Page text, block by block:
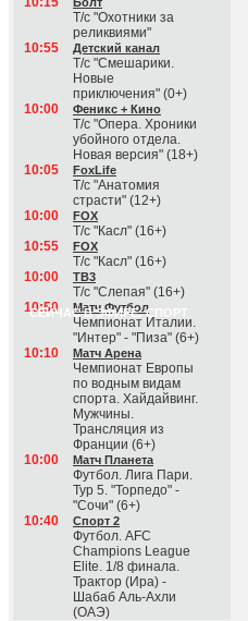
Т/с "Охотники за
реликвиями"
10:55
Детский канал
Т/с "Смешарики.
Новые
приключения" (0+)
10:00
Феникс + Кино
Т/с "Опера. Хроники
убойного отдела.
Новая версия" (18+)
10:05
FoxLife
Т/с "Анатомия
страсти" (12+)
10:00
FOX
Т/с "Касл" (16+)
10:55
FOX
Т/с "Касл" (16+)
10:00
ТВ3
Т/с "Слепая" (16+)
СЕЙЧАС В ЭФИРЕ: СПОРТ
10:50 Матч Футбол
Чемпионат Италии.
"Интер" - "Пиза" (6+)
10:10
Матч Арена
Чемпионат Европы
по водным видам
спорта. Хайдайвинг.
Мужчины.
Трансляция из
Франции (6+)
10:00
Матч Планета
Футбол. Лига Пари.
Тур 5. "Торпедо" -
"Сочи" (6+)
10:40
Спорт 2
Футбол. AFC
Champions League
Elite. 1/8 финала.
Трактор (Ира) -
Шабаб Аль-Ахли
(ОАЭ)